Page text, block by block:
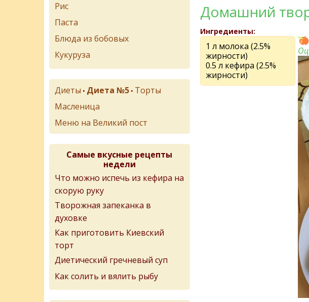
Домашний
Ингредиенты:
1 л молока (2.5%
жирности)
0.5 л кефира (2.5%
жирности)
Рис
Паста
Блюда из бобовых
Кукуруза
Диеты • Диета №5 • Торты
Масленица
Меню на Великий пост
Самые вкусные рецепты
недели
Что можно испечь из кефира на
скорую руку
Творожная запеканка в
духовке
Как приготовить Киевский
торт
Диетический гречневый суп
Как солить и вялить рыбу